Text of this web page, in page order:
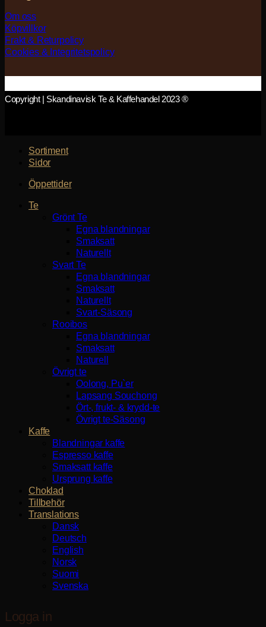
Om oss
Köpvillkor
Frakt & Returpolicy
Cookies & Integritetspolicy
Copyright | Skandinavisk Te & Kaffehandel 2023 ®
Sortiment
Sidor
Öppettider
Te
Grönt Te
Egna blandningar
Smaksatt
Naturellt
Svart Te
Egna blandningar
Smaksatt
Naturellt
Svart-Säsong
Rooibos
Egna blandningar
Smaksatt
Naturell
Övrigt te
Oolong, Pu`er
Lapsang Souchong
Ört-, frukt- & krydd-te
Övrigt te-Säsong
Kaffe
Blandningar kaffe
Espresso kaffe
Smaksatt kaffe
Ursprung kaffe
Choklad
Tillbehör
Translations
Dansk
Deutsch
English
Norsk
Suomi
Svenska
Logga in